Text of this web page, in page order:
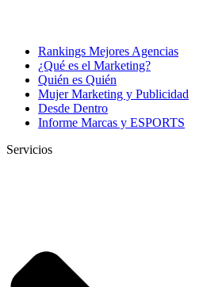
Rankings Mejores Agencias
¿Qué es el Marketing?
Quién es Quién
Mujer Marketing y Publicidad
Desde Dentro
Informe Marcas y ESPORTS
Servicios